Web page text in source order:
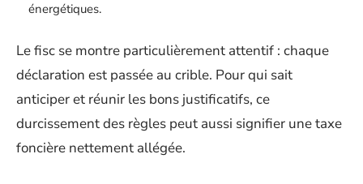
énergétiques.
Le fisc se montre particulièrement attentif : chaque
déclaration est passée au crible. Pour qui sait
anticiper et réunir les bons justificatifs, ce
durcissement des règles peut aussi signifier une taxe
foncière nettement allégée.